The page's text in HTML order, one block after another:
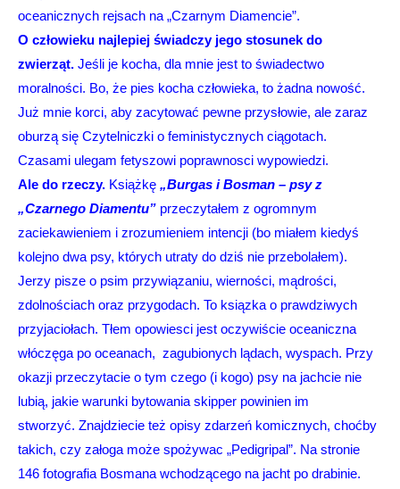
oceanicznych rejsach na „Czarnym Diamencie”.
O człowieku najlepiej świadczy jego stosunek do
zwierząt. Jeśli je kocha, dla mnie jest to świadectwo
moralności. Bo, że pies kocha człowieka, to żadna nowość.
Już mnie korci, aby zacytować pewne przysłowie, ale zaraz
oburzą się Czytelniczki o feministycznych ciągotach.
Czasami ulegam fetyszowi poprawnosci wypowiedzi.
Ale do rzeczy. Książkę „Burgas i Bosman – psy z
„Czarnego Diamentu” przeczytałem z ogromnym
zaciekawieniem i zrozumieniem intencji (bo miałem kiedyś
kolejno dwa psy, których utraty do dziś nie przebolałem).
Jerzy pisze o psim przywiązaniu, wierności, mądrości,
zdolnościach oraz przygodach. To ksiązka o prawdziwych
przyjaciołach. Tłem opowiesci jest oczywiście oceaniczna
włóczęga po oceanach, zagubionych lądach, wyspach. Przy
okazji przeczytacie o tym czego (i kogo) psy na jachcie nie
lubią, jakie warunki bytowania skipper powinien im
stworzyć. Znajdziecie też opisy zdarzeń komicznych, choćby
takich, czy załoga może spożywac „Pedigripal”. Na stronie
146 fotografia Bosmana wchodzącego na jacht po drabinie.